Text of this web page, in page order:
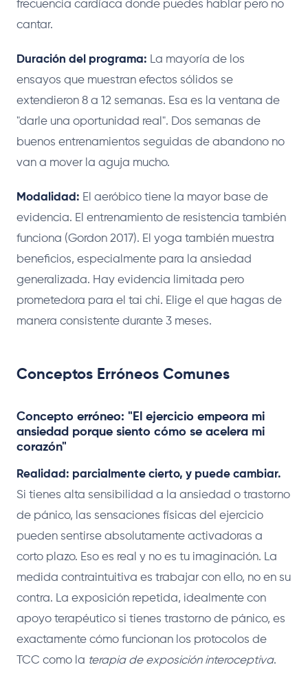
frecuencia cardíaca donde puedes hablar pero no
cantar.
Duración del programa: La mayoría de los
ensayos que muestran efectos sólidos se
extendieron 8 a 12 semanas. Esa es la ventana de
"darle una oportunidad real". Dos semanas de
buenos entrenamientos seguidas de abandono no
van a mover la aguja mucho.
Modalidad: El aeróbico tiene la mayor base de
evidencia. El entrenamiento de resistencia también
funciona (Gordon 2017). El yoga también muestra
beneficios, especialmente para la ansiedad
generalizada. Hay evidencia limitada pero
prometedora para el tai chi. Elige el que hagas de
manera consistente durante 3 meses.
Conceptos Erróneos Comunes
Concepto erróneo: "El ejercicio empeora mi
ansiedad porque siento cómo se acelera mi
corazón"
Realidad: parcialmente cierto, y puede cambiar.
Si tienes alta sensibilidad a la ansiedad o trastorno
de pánico, las sensaciones físicas del ejercicio
pueden sentirse absolutamente activadoras a
corto plazo. Eso es real y no es tu imaginación. La
medida contraintuitiva es trabajar con ello, no en su
contra. La exposición repetida, idealmente con
apoyo terapéutico si tienes trastorno de pánico, es
exactamente cómo funcionan los protocolos de
TCC como la terapia de exposición interoceptiva.